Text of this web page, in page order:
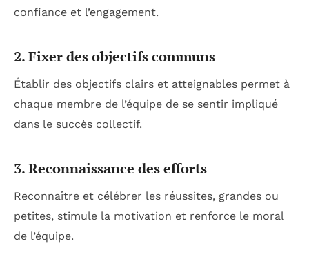
confiance et l’engagement.
2. Fixer des objectifs communs
Établir des objectifs clairs et atteignables permet à
chaque membre de l’équipe de se sentir impliqué
dans le succès collectif.
3. Reconnaissance des efforts
Reconnaître et célébrer les réussites, grandes ou
petites, stimule la motivation et renforce le moral
de l’équipe.